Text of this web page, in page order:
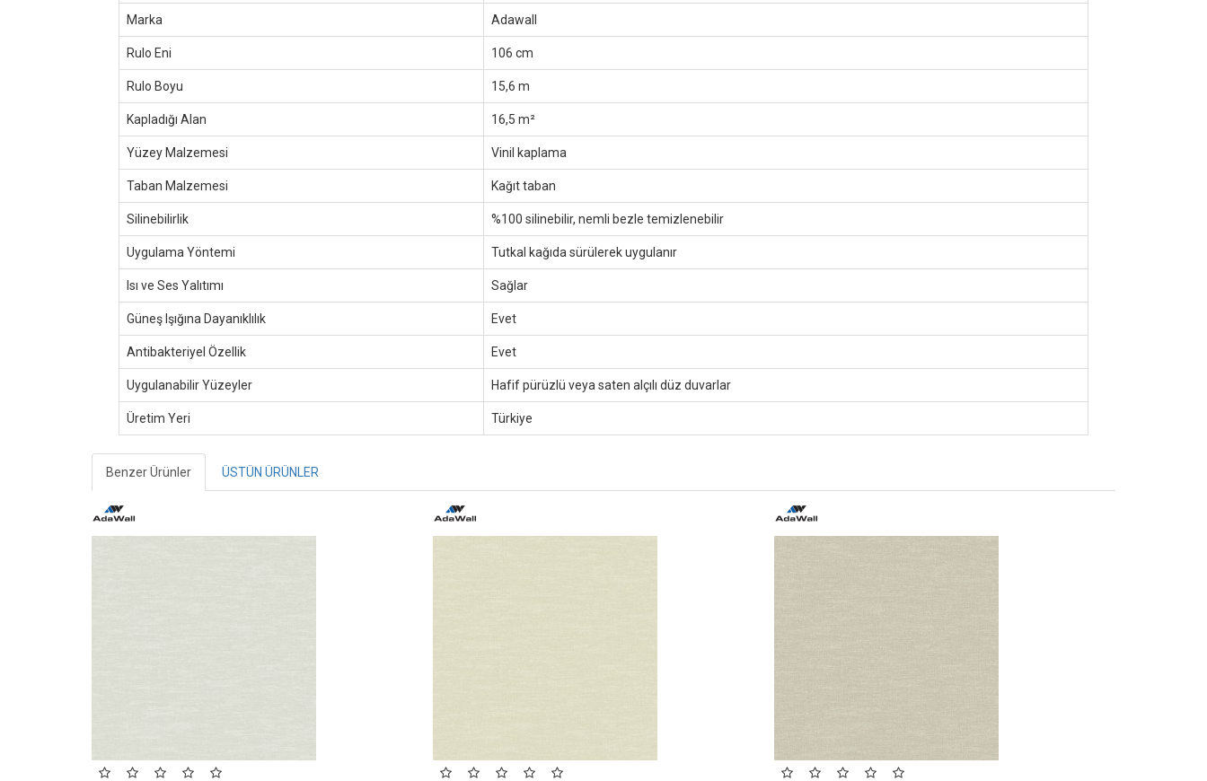
Marka Adawall
Rulo Eni 106 cm
Rulo Boyu 15,6 m
Kapladığı Alan 16,5 m²
Yüzey Malzemesi Vinil kaplama
Taban Malzemesi Kağıt taban
Silinebilirlik %100 silinebilir, nemli bezle temizlenebilir
Uygulama Yöntemi Tutkal kağıda sürülerek uygulanır
Isı ve Ses Yalıtımı Sağlar
Güneş Işığına Dayanıklılık Evet
Antibakteriyel Özellik Evet
Uygulanabilir Yüzeyler Hafif pürüzlü veya saten alçılı düz duvarlar
Üretim Yeri Türkiye
Benzer Ürünler ÜSTÜN ÜRÜNLER